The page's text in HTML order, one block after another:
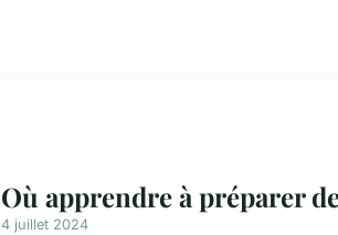
Où apprendre à préparer
4 juillet 2024